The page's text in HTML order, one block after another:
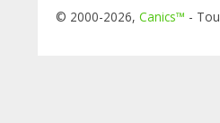
© 2000-2026, Canics™ -